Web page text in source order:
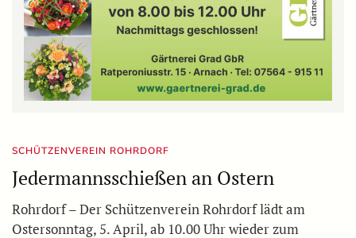
SCHÜTZENVEREIN ROHRDORF
Jedermannsschießen an Ostern
Rohrdorf – Der Schützenverein Rohrdorf lädt am
Ostersonntag, 5. April, ab 10.00 Uhr wieder zum